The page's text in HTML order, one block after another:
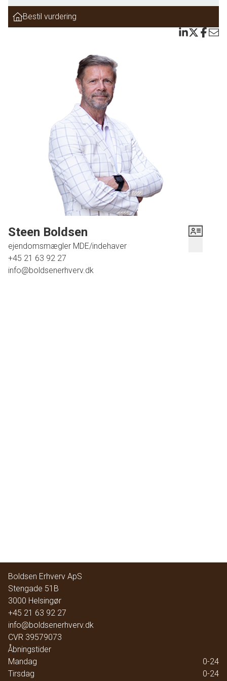
Lejemålets fordele og faciliteter:
· Stort, lyst butikslokale med højt til loftet, perfekt til at præsentere produkter
Toilet og kontor, så lejemålet er både praktisk og funktionelt.
Stort indgangsparti, der byder kunderne velkommen med en imponerende
Udgang til et smukt gårdmiljø, som skaber en rolig oase midt i byens travle liv.
Lejemålet har tidligere huset byens apotek og fungerer i dag som en eksklusiv
tæppeforretning, men mulighederne er mange for at forme stedet til lige netop din vision.
Beliggenhed med maritim stemning Lejemålet ligger med udsigt til både Sveasøjlen,
Kronborg Slot og Helsingør Havn, hvilket giver en unik maritim atmosfære, der er lige så
tilstedeværende inde i butikken som ude på gaden. Havnekvarteret er kendt for sine
mange turister og svenske handlende, der skaber et livligt flow af besøgende året rundt.
Området er også kendt for sine egne markedsføringsinitiativer og events, som yderligere
Helsingørs Havnekvarter er en selvstændig del af Helsingørs byliv, og området summer af
aktivitet og kreativitet. Med sin unikke placering tæt på både havnen og byens største
seværdigheder, er kvarteret en sand perle for virksomheder, der ønsker at være en del af
Bestil vurdering
Steen Boldsen
ejendomsmægler MDE/indehaver
+45 21 63 92 27
info@boldsenerhverv.dk
Boldsen Erhverv ApS
Stengade 51B
3000 Helsingør
+45 21 63 92 27
info@boldsenerhverv.dk
CVR 39579073
Åbningstider
Mandag
0-24
Tirsdag
0-24